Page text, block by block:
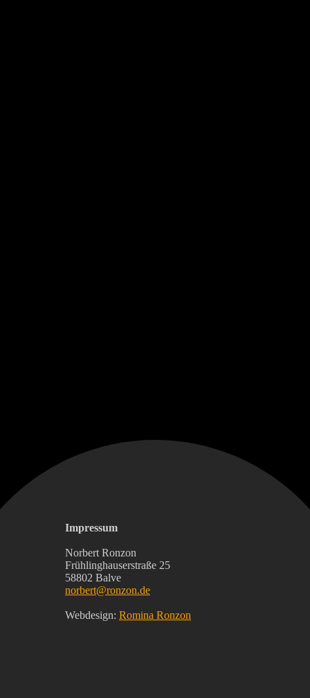
Impressum
Norbert Ronzon
Frühlinghauserstraße 25
58802 Balve
norbert@ronzon.de
Webdesign: Romina Ronzon